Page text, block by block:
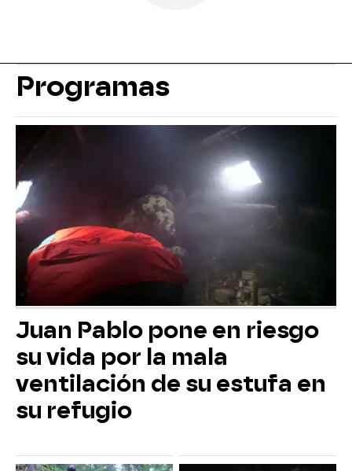
Programas
Juan Pablo pone en riesgo
su vida por la mala
ventilación de su estufa en
su refugio